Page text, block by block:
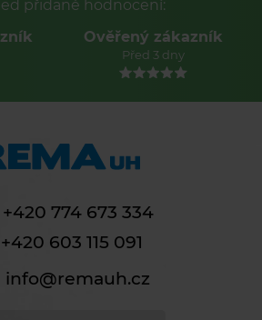
přidané hodnocení:
Ověřený zákazník
Před 3 dny
+420 774 673 334
603 115 091
info@remauh.cz